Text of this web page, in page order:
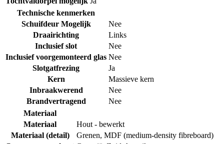
Technische kenmerken
Schuifdeur Mogelijk
Nee
Draairichting
Links
Inclusief slot
Nee
Inclusief voorgemonteerd glas Nee
Slotgatfrezing
Ja
Kern
Massieve kern
Inbraakwerend
Nee
Brandvertragend
Nee
Materiaal
Materiaal
Hout - bewerkt
Materiaal (detail)
Grenen, MDF (medium-density fibreboard)